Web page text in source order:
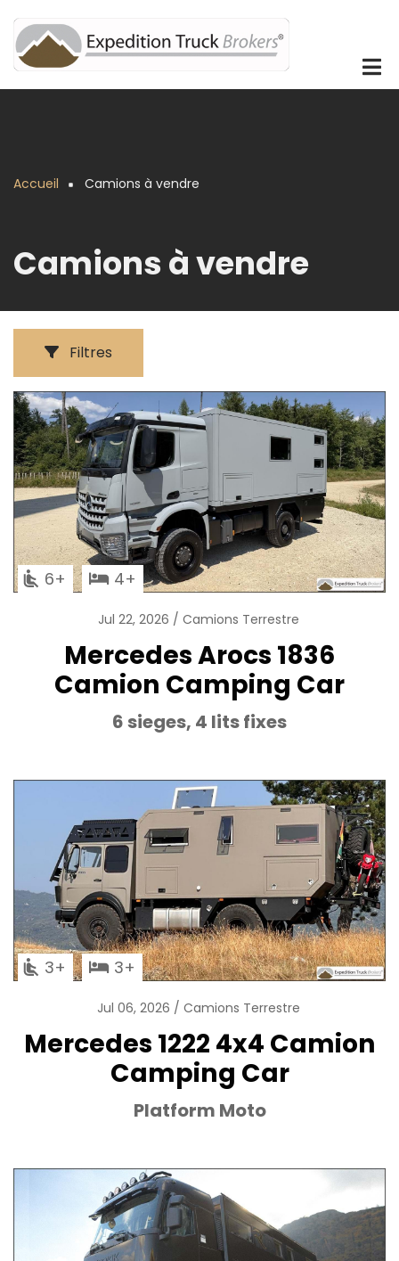
au
contenu
principal
Accueil Camions à vendre
Camions à vendre
Filtres
6 4
Jul 22, 2026 Camions Terrestre
Mercedes Arocs 1836
Camion Camping Car
6 sieges, 4 lits fixes
3 3
Jul 06, 2026 Camions Terrestre
Mercedes 1222 4x4 Camion
Camping Car
Platform Moto